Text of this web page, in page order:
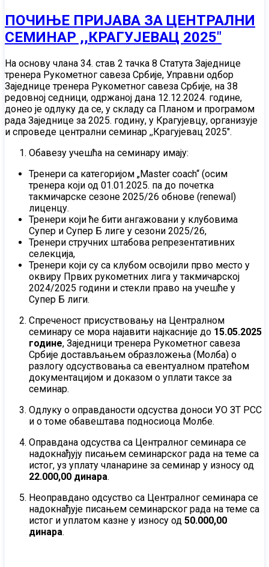
ПОЧИЊЕ ПРИЈАВА ЗА ЦЕНТРАЛНИ
СЕМИНАР ,,КРАГУЈЕВАЦ 2025"
На основу члана 34. став 2 тачка 8 Статута Заједнице
тренера Рукометног савеза Србије, Управни одбор
Заједнице тренера Рукометног савеза Србије, на 38
редовној седници, одржаној дана 12.12.2024. године,
донео је одлуку да се, у складу са Планом и програмом
рада Заједнице за 2025. годину, у Крагујевцу, организује
и спроведе централни семинар ,,Крагујевац 2025".
Обавезу учешћа на семинару имају:
Тренери са категоријом „Master coach“ (осим
тренера који од 01.01.2025. па до почетка
такмичарске сезоне 2025/26 обновe (renewal)
лиценцу.
Тренери који ће бити ангажовани у клубовима
Супер и Супер Б лиге у сезони 2025/26,
Тренери стручних штабова репрезентативних
селекција,
Тренери који су са клубом освојили прво место у
оквиру Првих рукометних лига у такмичарској
2024/2025 години и стекли право на учешће у
Супер Б лиги.
Спреченост присуствовању на Централном
семинару се мора најавити најкасније до 15.05.2025
године, Заједници тренера Рукометног савеза
Србије достављањем образложења (Молба) о
разлогу одсуствовања са евентуалном пратећом
документацијом и доказом о уплати таксе за
семинар.
Одлуку о оправданости одсуства доноси УО ЗТ РСС
и о томе обавештава подносиоца Молбе.
Оправдана одсуства са Централног семинара се
надокнађују писањем семинарског рада на теме са
истог, уз уплату чланарине за семинар у износу од
22.000,00 динара.
Неоправдано одсуство са Централног семинара се
надокнађује писањем семинарског рада на теме са
истог и уплатом казне у износу од 50.000,00
динара.